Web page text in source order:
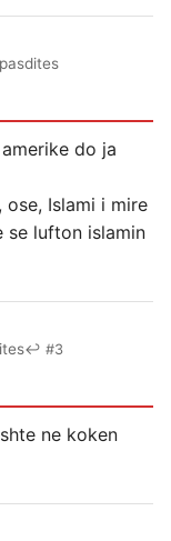
do ja
Islami i mire
se lufton islamin
↩ #3
ne koken